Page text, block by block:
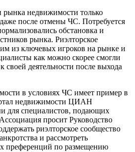
рынка недвижимости только
после отмены ЧС. Потребуется
обстановка и
рынка. Риэлторское
из ключевых игроков на рынке и
как можно скорее смогли
своей деятельности после выхода
в условиях ЧС имеет пример в
недвижимости ЦИАН
для специалистов, подающих
просит Руководство
риэлторское сообщество
и рассмотреть
преференций по размещению